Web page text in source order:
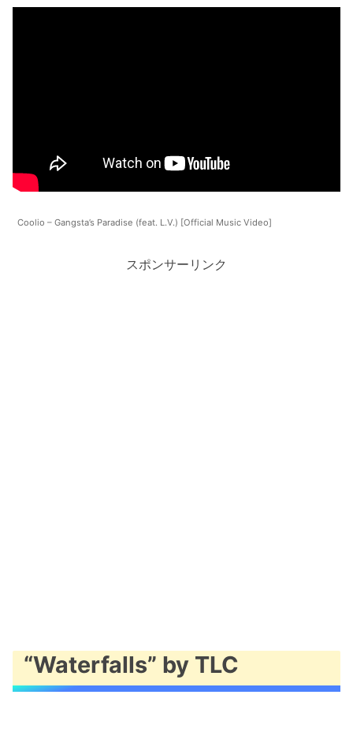
Coolio – Gangsta’s Paradise (feat. L.V.) [Official Music Video]
スポンサーリンク
“Waterfalls” by TLC